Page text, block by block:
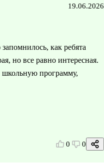
19.06.2026
как ребята
но все равно интересная.
школьную программу,
0 0